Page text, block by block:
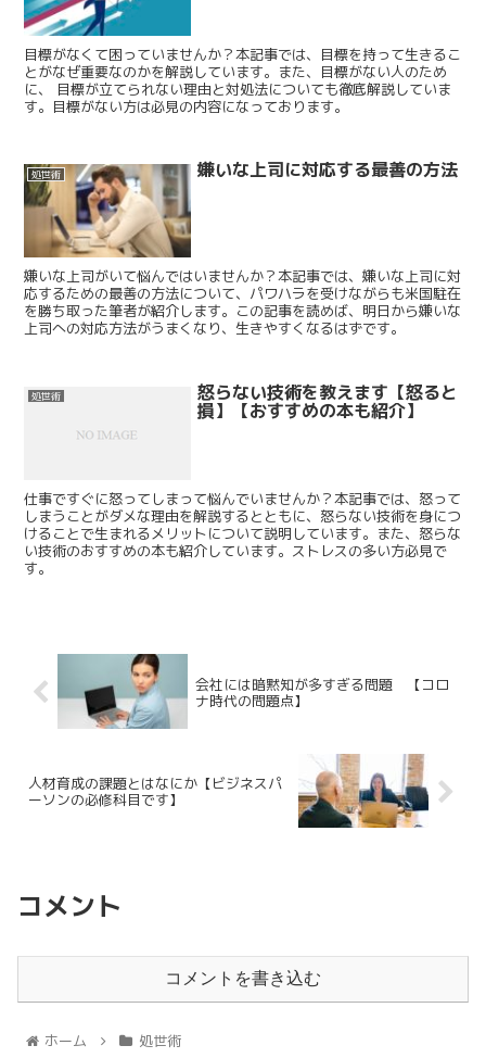
目標がなくて困っていませんか？本記事では、目標を持って生きるこ
とがなぜ重要なのかを解説しています。また、目標がない人のため
に、 目標が立てられない理由と対処法についても徹底解説していま
す。目標がない方は必見の内容になっております。
処世術 嫌いな上司に対応する最善の方法
嫌いな上司がいて悩んではいませんか？本記事では、嫌いな上司に対
応するための最善の方法について、パワハラを受けながらも米国駐在
を勝ち取った筆者が紹介します。この記事を読めば、明日から嫌いな
上司への対応方法がうまくなり、生きやすくなるはずです。
処世術 怒らない技術を教えます【怒ると
損】【おすすめの本も紹介】
仕事ですぐに怒ってしまって悩んでいませんか？本記事では、怒って
しまうことがダメな理由を解説するとともに、怒らない技術を身につ
けることで生まれるメリットについて説明しています。また、怒らな
い技術のおすすめの本も紹介しています。ストレスの多い方必見で
す。
会社には暗黙知が多すぎる問題 【コロ
ナ時代の問題点】
人材育成の課題とはなにか【ビジネスパ
ーソンの必修科目です】
コメント
コメントを書き込む
ホーム 処世術